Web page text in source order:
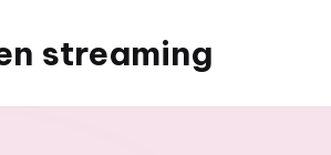
streaming